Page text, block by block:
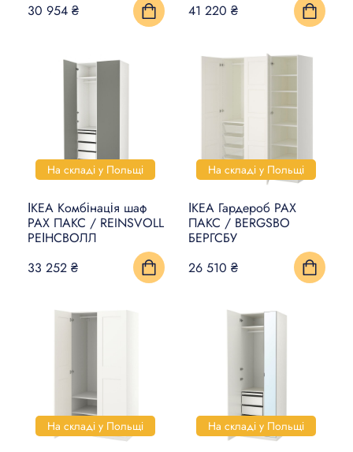
30 954 ₴
41 220 ₴
На складі у Польщі
ІКЕА Комбінація шаф
PAX ПАКС / REINSVOLL
РЕІНСВОЛЛ
33 252 ₴
На складі у Польщі
ІКЕА Гардероб PAX
ПАКС / BERGSBO
БЕРГСБУ
26 510 ₴
На складі у Польщі На складі у Польщі